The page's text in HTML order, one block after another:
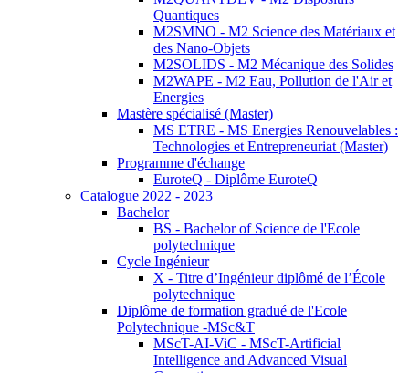
Quantiques
M2SMNO - M2 Science des Matériaux et
des Nano-Objets
M2SOLIDS - M2 Mécanique des Solides
M2WAPE - M2 Eau, Pollution de l'Air et
Energies
Mastère spécialisé (Master)
MS ETRE - MS Energies Renouvelables :
Technologies et Entrepreneuriat (Master)
Programme d'échange
EuroteQ - Diplôme EuroteQ
Catalogue 2022 - 2023
Bachelor
BS - Bachelor of Science de l'Ecole
polytechnique
Cycle Ingénieur
X - Titre d’Ingénieur diplômé de l’École
polytechnique
Diplôme de formation gradué de l'Ecole
Polytechnique -MSc&T
MScT-AI-ViC - MScT-Artificial
Intelligence and Advanced Visual